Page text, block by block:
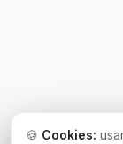
🍪 Cookies: